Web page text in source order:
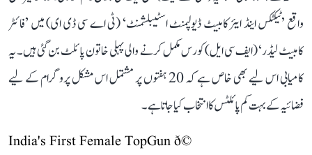
واقع ’ٹیکٹکس اینڈ ایئر کامبیٹ ڈیولپمنٹ اسٹیبلشمنٹ‘ (ٹی اے سی ڈی ای) میں ’فائٹر
کامبیٹ لیڈر‘ (ایف سی ایل) کورس مکمل کرنے والی پہلی خاتون پائلٹ بن گئی ہیں۔ یہ
کامیابی اس لیے بھی خاص ہے کہ 20 ہفتوں پر مشتمل اس مشکل پروگرام کے لیے
فضائیہ کے بہت کم پائلٹس کا انتخاب کیا جاتا ہے۔
India's First Female TopGun ð©